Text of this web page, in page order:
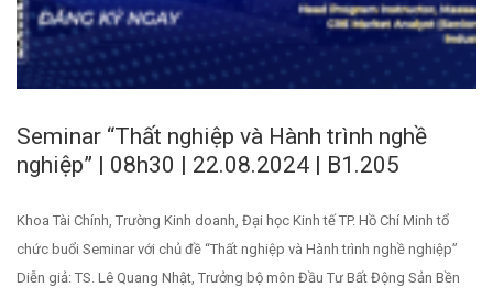
Seminar “Thất nghiệp và Hành trình nghề
nghiệp” | 08h30 | 22.08.2024 | B1.205
Khoa Tài Chính, Trường Kinh doanh, Đại học Kinh tế TP. Hồ Chí Minh tổ
chức buổi Seminar với chủ đề “Thất nghiệp và Hành trình nghề nghiệp”
Diễn giả: TS. Lê Quang Nhật, Trưởng bộ môn Đầu Tư Bất Động Sản Bền